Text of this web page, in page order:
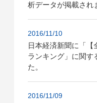
析データが掲載され
2016/11/10
日本経済新聞に「【
ランキング」に関す
た。
2016/11/09